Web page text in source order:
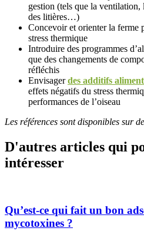
gestion (tels que la ventilation,
des litières…)
Concevoir et orienter la ferme
stress thermique
Introduire des programmes
que des changements de
réfléchis
Envisagerdes additifs
effets négatifs du stress
performances de l’oiseau
Les références sont disponibles sur
D'autres articles qui
intéresser
Qu’est-ce qui fait un bon
mycotoxines ?